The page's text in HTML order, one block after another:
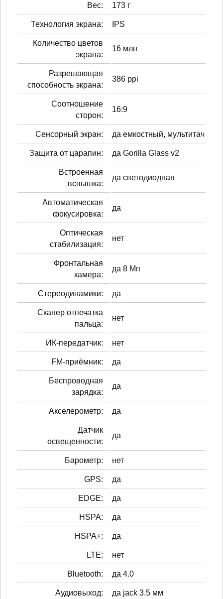
Вес: 173 г
Технология экрана: IPS
Количество цветов
экрана:
16 млн
Разрешающая
способность экрана:
386 ppi
Соотношение
сторон:
16:9
Сенсорный экран: да емкостный, мультитач
Защита от царапин: да Gorilla Glass v2
Встроенная
вспышка:
да светодиодная
Автоматическая
фокусировка:
да
Оптическая
стабилизация:
нет
Фронтальная
камера:
да 8 Мп
Стереодинамики: да
Сканер отпечатка
пальца:
нет
ИК-передатчик: нет
FM-приёмник: да
Беспроводная
зарядка:
да
Акселерометр: да
Датчик
освещенности:
да
Барометр: нет
GPS: да
EDGE: да
HSPA: да
HSPA+: да
LTE: нет
Bluetooth: да 4.0
Аудиовыход: да jack 3.5 мм